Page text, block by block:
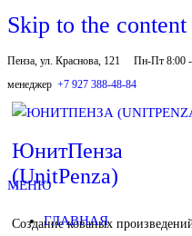
Skip to the content
Пенза, ул. Краснова, 121 Пн-Пт 8:00 -
менеджер +7 927 388-48-84
ЮнитПенза
(UnitPenza)
Создание кованых
МЕНЮ
ГЛАВНАЯ